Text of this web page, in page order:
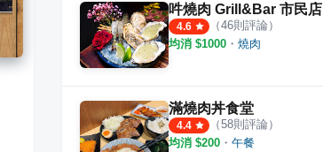
吽燒肉 Grill&Bar 市民店
4.6 （46則評論）
均消 $1000 ・ 燒肉
滿燒肉丼食堂
4.4 （58則評論）
均消 $200 ・ 午餐